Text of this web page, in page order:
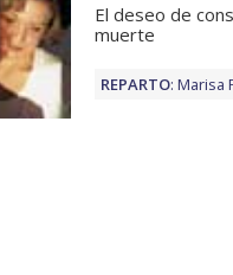
El deseo de
muerte
REPARTO: Marisa